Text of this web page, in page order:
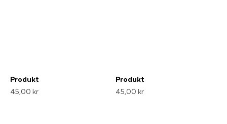
Produkt
45,00 kr
Produkt
45,00 kr